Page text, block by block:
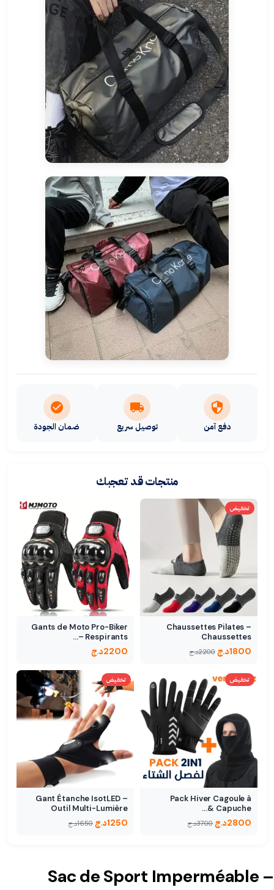
دفع آمن توصيل سريع ضمان الجودة
منتجات قد تعجبك
تخفيض
Chaussettes Pilates –
Chaussettes
antidérapantes pour…
1800د.ج 2200د.ج
Gants de Moto Pro-Biker
Respirants –…
2200د.ج
تخفيض
Pack Hiver Cagoule à
Capuche &…
2800د.ج 3700د.ج
تخفيض
Gant Étanche IsotLED –
Outil Multi-Lumière
1250د.ج 1650د.ج
Sac de Sport Imperméable –